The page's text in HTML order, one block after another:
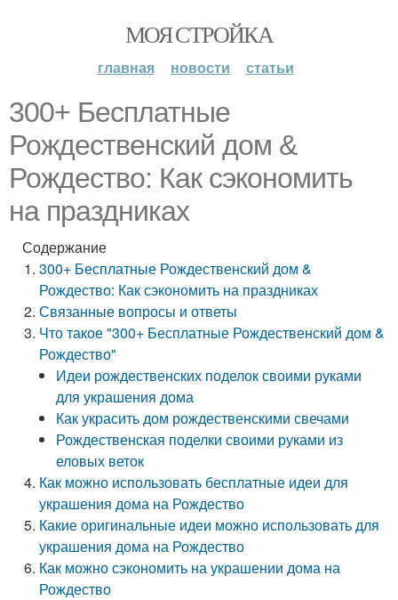
МОЯ СТРОЙКА
главная новости статьи
300+ Бесплатные
Рождественский дом &
Рождество: Как сэкономить
на праздниках
Содержание
300+ Бесплатные Рождественский дом &
Рождество: Как сэкономить на праздниках
Связанные вопросы и ответы
Что такое "300+ Бесплатные Рождественский дом &
Рождество"
Идеи рождественских поделок своими руками
для украшения дома
Как украсить дом рождественскими свечами
Рождественская поделки своими руками из
еловых веток
Как можно использовать бесплатные идеи для
украшения дома на Рождество
Какие оригинальные идеи можно использовать для
украшения дома на Рождество
Как можно сэкономить на украшении дома на
Рождество